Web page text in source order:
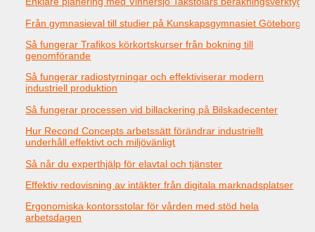
Från gymnasieval till studier på Kunskapsgymnasiet Göteborg
Så fungerar Trafikos körkortskurser från bokning till
genomförande
Så fungerar radiostyrningar och effektiviserar modern
industriell produktion
Så fungerar processen vid billackering på Bilskadecenter
Hur Recond Concepts arbetssätt förändrar industriellt
underhåll effektivt och miljövänligt
Så når du experthjälp för elavtal och tjänster
Effektiv redovisning av intäkter från digitala marknadsplatser
Ergonomiska kontorsstolar för vården med stöd hela
arbetsdagen